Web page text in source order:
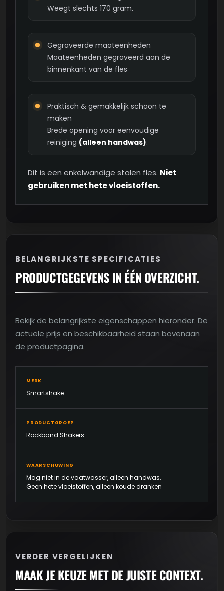
Weegt slechts 170 gram.
Gegraveerde maateenheden
Maateenheden gegraveerd aan de
binnenkant van de fles
Praktisch & gemakkelijk schoon te
maken
Brede opening voor eenvoudige
reiniging (alleen handwas).
Dit is een enkelwandige stalen fles. Niet
gebruiken met hete vloeistoffen.
BELANGRIJKSTE SPECIFICATIES
PRODUCTGEGEVENS IN ÉÉN OVERZICHT.
Bekijk de belangrijkste eigenschappen hieronder. De
actuele prijs en beschikbaarheid staan bovenaan
de productpagina.
MERK
Smartshake
PRODUCTGROEP
Rockband Shakers
WAARSCHUWING
Mag niet in de vaatwasser, alleen handwas.
Geen hete vloeistoffen, alleen koude dranken
VERDER VERGELIJKEN
MAAK JE KEUZE MET DE JUISTE CONTEXT.